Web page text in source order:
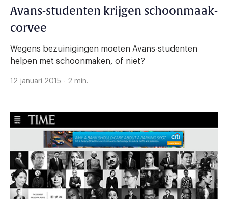
Avans-studenten krijgen schoonmaak-
corvee
Wegens bezuinigingen moeten Avans-studenten
helpen met schoonmaken, of niet?
12 januari 2015 - 2 min.